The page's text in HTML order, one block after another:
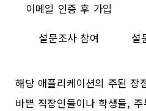
이메일 인증 후 가입
설문조사 참여
설
해당 애플리케이션의 주된 장
바쁜 직장인들이나 학생들,